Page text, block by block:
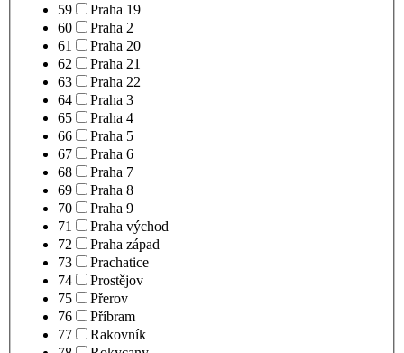
59
Praha 19
60
Praha 2
61
Praha 20
62
Praha 21
63
Praha 22
64
Praha 3
65
Praha 4
66
Praha 5
67
Praha 6
68
Praha 7
69
Praha 8
70
Praha 9
71
Praha východ
72
Praha západ
73
Prachatice
74
Prostějov
75
Přerov
76
Příbram
77
Rakovník